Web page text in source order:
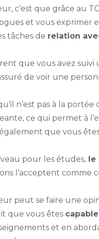
c’est que grâce au
et vous exprimer
tâches de relation
que vous avez
de voir une
n’est pas à la
ce qui permet à
que vous
pour les études,le
l’acceptent comme
peut se faire une
que vous êtes
et en